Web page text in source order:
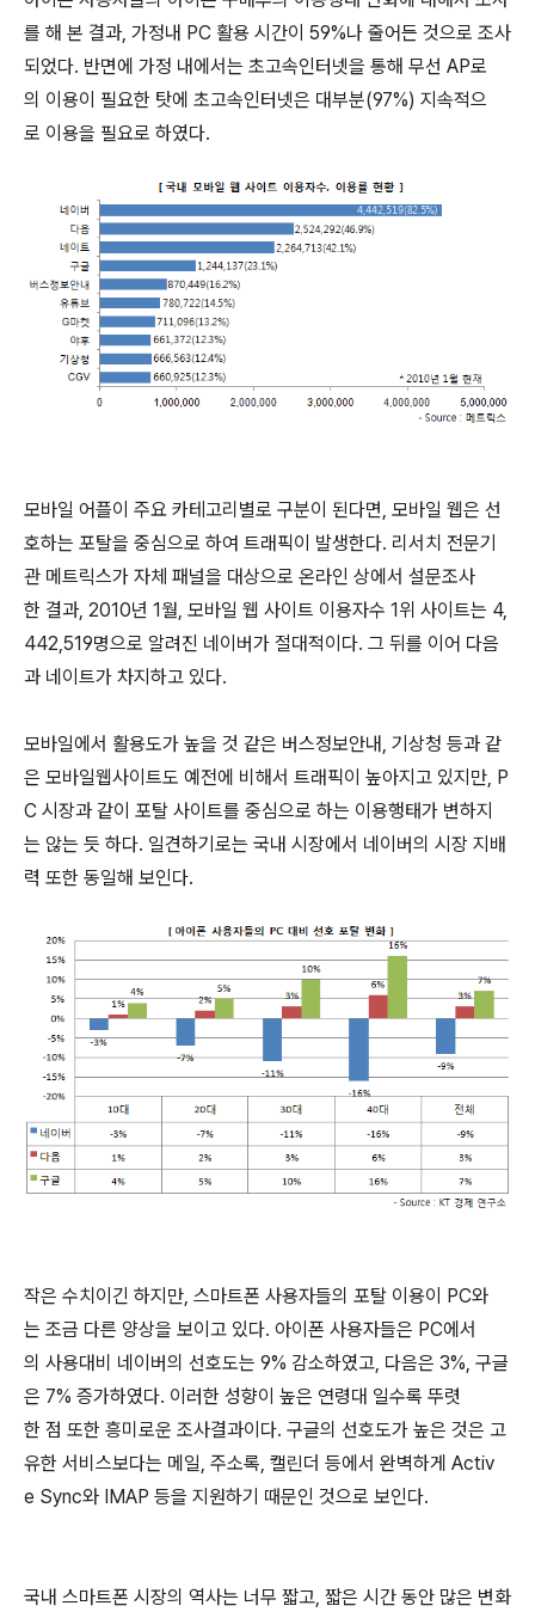
를 해 본 결과, 가정내 PC 활용 시간이 59%나 줄어든 것으로 조사
되었다. 반면에 가정 내에서는 초고속인터넷을 통해 무선 AP로
의 이용이 필요한 탓에 초고속인터넷은 대부분(97%) 지속적으
로 이용을 필요로 하였다.
모바일 어플이 주요 카테고리별로 구분이 된다면, 모바일 웹은 선
호하는 포탈을 중심으로 하여 트래픽이 발생한다. 리서치 전문기
관 메트릭스가 자체 패널을 대상으로 온라인 상에서 설문조사
한 결과, 2010년 1월, 모바일 웹 사이트 이용자수 1위 사이트는 4,
442,519명으로 알려진 네이버가 절대적이다. 그 뒤를 이어 다음
과 네이트가 차지하고 있다.
모바일에서 활용도가 높을 것 같은 버스정보안내, 기상청 등과 같
은 모바일웹사이트도 예전에 비해서 트래픽이 높아지고 있지만, P
C 시장과 같이 포탈 사이트를 중심으로 하는 이용행태가 변하지
는 않는 듯 하다. 일견하기로는 국내 시장에서 네이버의 시장 지배
력 또한 동일해 보인다.
작은 수치이긴 하지만, 스마트폰 사용자들의 포탈 이용이 PC와
는 조금 다른 양상을 보이고 있다. 아이폰 사용자들은 PC에서
의 사용대비 네이버의 선호도는 9% 감소하였고, 다음은 3%, 구글
은 7% 증가하였다. 이러한 성향이 높은 연령대 일수록 뚜렷
한 점 또한 흥미로운 조사결과이다. 구글의 선호도가 높은 것은 고
유한 서비스보다는 메일, 주소록, 캘린더 등에서 완벽하게 Activ
e Sync와 IMAP 등을 지원하기 때문인 것으로 보인다.
국내 스마트폰 시장의 역사는 너무 짧고, 짧은 시간 동안 많은 변화